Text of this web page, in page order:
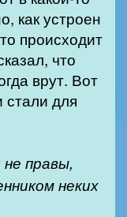
как устроен
происходит
что
врут. Вот
стали для
правы,
неких